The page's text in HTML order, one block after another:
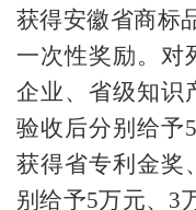
获得安徽省商标
一次性奖励。对
企业、省级知识
验收后分别给予
获得省专利金奖
别给予5万元、3